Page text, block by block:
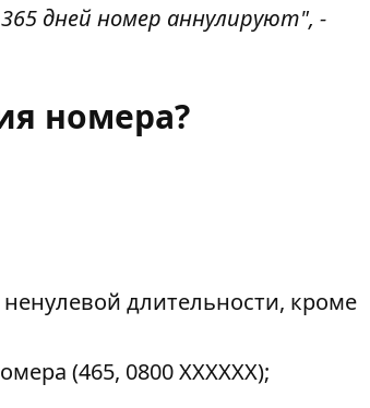
дней номер аннулируют", -
номера?
длительности, кроме
(465, 0800 ХХХХХХ);